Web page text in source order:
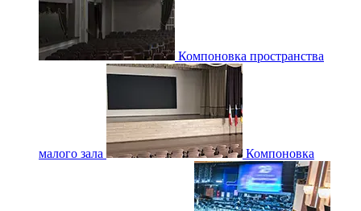
Компоновка пространства
малого зала Компоновка